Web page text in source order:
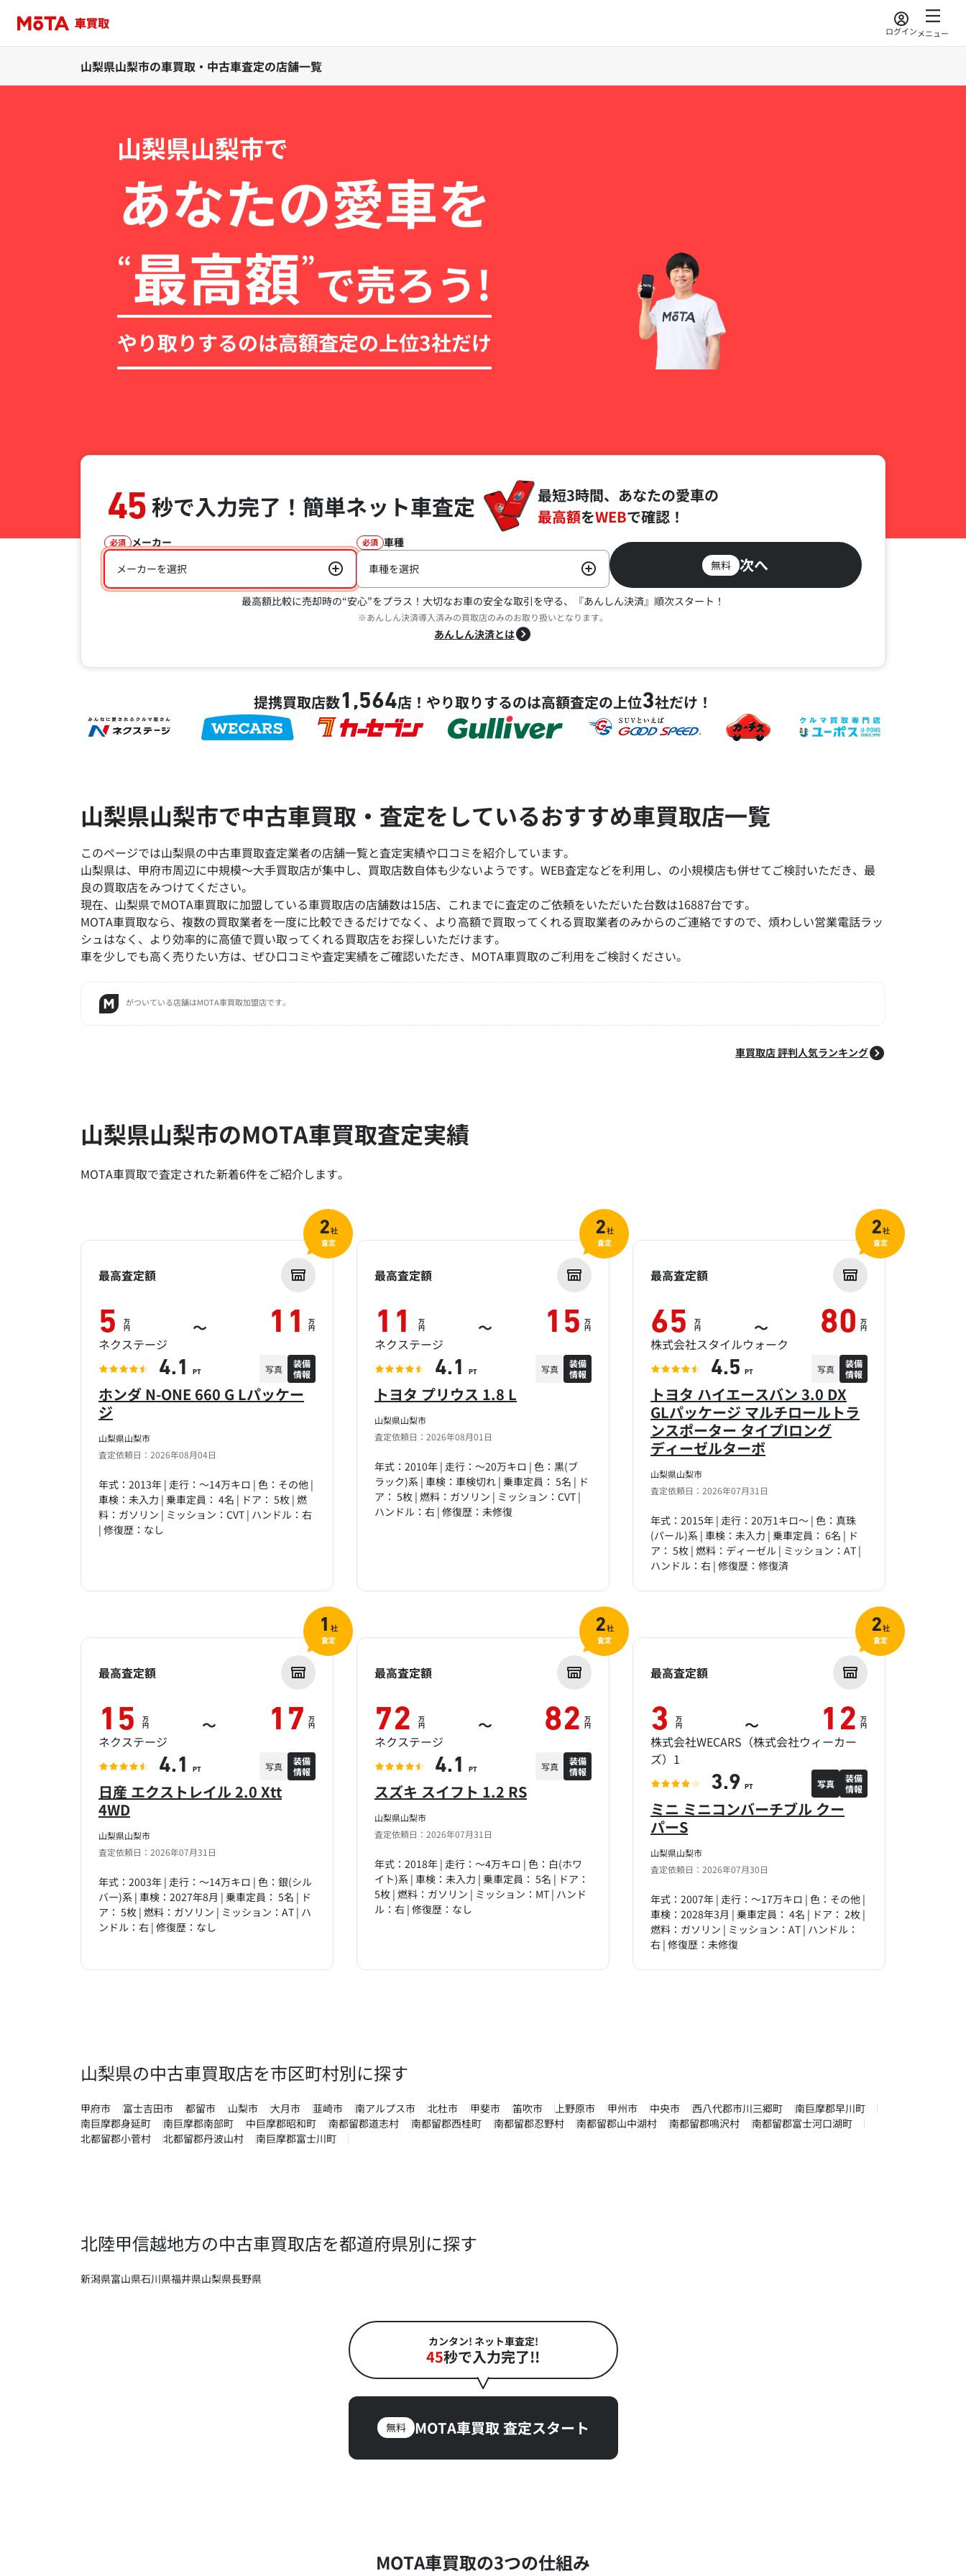
ログインメニュー
山梨県山梨市の車買取・中古車査定の店舗一覧
山梨県山梨市で
あなたの愛車を
“最高額”で売ろう!
やり取りするのは高額査定の上位3社だけ
45秒で入力完了！ 簡単ネット車査定
最短3時間、あなたの愛車の
最高額をWEBで確認！
必須 メーカー
メーカーを選択
必須 車種
車種を選択
無料 次へ
最高額比較に売却時の“安心”をプラス！ 大切なお車の安全な取引を守る、『あんしん決済』順次スタート！
※あんしん決済導入済みの買取店のみのお取り扱いとなります。
あんしん決済とは
提携買取店数1,564店！ やり取りするのは高額査定の上位3社だけ！
山梨県山梨市で中古車買取・査定をしているおすすめ車買取店一覧
このページでは山梨県の中古車買取査定業者の店舗一覧と査定実績や口コミを紹介しています。
山梨県は、甲府市周辺に中規模～大手買取店が集中し、買取店数自体も少ないようです。WEB査定などを利用し、の小規模店も併せてご検討いただき、最
良の買取店をみつけてください。
現在、山梨県でMOTA車買取に加盟している車買取店の店舗数は15店、これまでに査定のご依頼をいただいた台数は16887台です。
MOTA車買取なら、複数の買取業者を一度に比較できるだけでなく、より高額で買取ってくれる買取業者のみからのご連絡ですので、煩わしい営業電話ラッ
シュはなく、より効率的に高値で買い取ってくれる買取店をお探しいただけます。
車を少しでも高く売りたい方は、ぜひ口コミや査定実績をご確認いただき、MOTA車買取のご利用をご検討ください。
がついている店舗はMOTA車買取加盟店です。
車買取店 評判人気ランキング
山梨県山梨市のMOTA車買取査定実績
MOTA車買取で査定された新着6件をご紹介します。
山梨県山梨市
査定依頼日：2026年08月04日
ホンダ N-ONE 660 G Lパッケー
ジ
年式：2013年 | 走行：～14万キロ | 色：その他 |
車検：未入力 | 乗車定員： 4名 | ドア： 5枚 | 燃
料：ガソリン | ミッション：CVT | ハンドル：右
| 修復歴：なし
最高査定額
5 万
円 ～ 11 万
円
ネクステージ
4.1 PT 写真
装備
情報
2社
査定
山梨県山梨市
査定依頼日：2026年08月01日
トヨタ プリウス 1.8 L
年式：2010年 | 走行：～20万キロ | 色：黒(ブ
ラック)系 | 車検：車検切れ | 乗車定員： 5名 | ド
ア： 5枚 | 燃料：ガソリン | ミッション：CVT |
ハンドル：右 | 修復歴：未修復
最高査定額
11 万
円 ～ 15 万
円
ネクステージ
4.1 PT 写真
装備
情報
2社
査定
山梨県山梨市
査定依頼日：2026年07月31日
トヨタ ハイエースバン 3.0 DX
GLパッケージ マルチロールトラ
ンスポーター タイプIロング
ディーゼルターボ
年式：2015年 | 走行：20万1キロ～ | 色：真珠
(パール)系 | 車検：未入力 | 乗車定員： 6名 | ド
ア： 5枚 | 燃料：ディーゼル | ミッション：AT |
ハンドル：右 | 修復歴：修復済
最高査定額
65 万
円 ～ 80 万
円
株式会社スタイルウォーク
4.5 PT 写真
装備
情報
2社
査定
山梨県山梨市
査定依頼日：2026年07月31日
日産 エクストレイル 2.0 Xtt
4WD
年式：2003年 | 走行：～14万キロ | 色：銀(シル
バー)系 | 車検：2027年8月 | 乗車定員： 5名 | ド
ア： 5枚 | 燃料：ガソリン | ミッション：AT | ハ
ンドル：右 | 修復歴：なし
最高査定額
15 万
円 ～ 17 万
円
ネクステージ
4.1 PT 写真
装備
情報
1 社
査定
山梨県山梨市
査定依頼日：2026年07月31日
スズキ スイフト 1.2 RS
年式：2018年 | 走行：～4万キロ | 色：白(ホワ
イト)系 | 車検：未入力 | 乗車定員： 5名 | ドア：
5枚 | 燃料：ガソリン | ミッション：MT | ハンド
ル：右 | 修復歴：なし
最高査定額
72 万
円 ～ 82 万
円
ネクステージ
4.1 PT 写真
装備
情報
2社
査定
山梨県山梨市
査定依頼日：2026年07月30日
ミニ ミニコンバーチブル クー
パーS
年式：2007年 | 走行：～17万キロ | 色：その他 |
車検：2028年3月 | 乗車定員： 4名 | ドア： 2枚 |
燃料：ガソリン | ミッション：AT | ハンドル：
右 | 修復歴：未修復
最高査定額
3 万
円 ～ 12 万
円
株式会社WECARS（株式会社ウィーカー
ズ）1
3.9 PT 写真
装備
情報
2社
査定
山梨県の中古車買取店を市区町村別に探す
甲府市 富士吉田市 都留市 山梨市 大月市 韮崎市 南アルプス市 北杜市 甲斐市 笛吹市 上野原市 甲州市 中央市 西八代郡市川三郷町
南巨摩郡早川町
南巨摩郡身延町
南巨摩郡南部町 中巨摩郡昭和町 南都留郡道志村 南都留郡西桂町 南都留郡忍野村 南都留郡山中湖村 南都留郡鳴沢村
南都留郡富士河口湖町
北都留郡小菅村
北都留郡丹波山村 南巨摩郡富士川町
北陸甲信越地方の中古車買取店を都道府県別に探す
新潟県富山県石川県福井県山梨県長野県
カンタン! ネット車査定!
45秒で入力完了!!
無料 MOTA車買取 査定スタート
MOTA車買取の3つの仕組み